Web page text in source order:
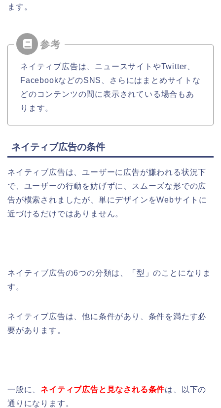
ます。
ネイティブ広告は、ニュースサイトやTwitter、
FacebookなどのSNS、さらにはまとめサイトな
どのコンテンツの間に表示されている場合もあ
ります。
ネイティブ広告の条件
ネイティブ広告は、ユーザーに広告が嫌われる状況下
で、ユーザーの行動を妨げずに、スムーズな形での広
告が模索されましたが、 単にデザインをWebサイトに
近づけるだけではありません。
ネイティブ広告の6つの分類は、「型」のことになりま
す。
ネイティブ広告は、他に条件があり、条件を満たす必
要があります。
一般に、ネイティブ広告と見なされる条件は、以下の
通りになります。